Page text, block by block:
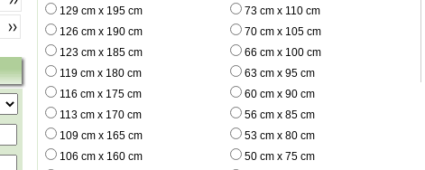
129 cm x 195 cm
73 cm x 110 cm
126 cm x 190 cm
70 cm x 105 cm
123 cm x 185 cm
66 cm x 100 cm
119 cm x 180 cm
63 cm x 95 cm
116 cm x 175 cm
60 cm x 90 cm
113 cm x 170 cm
56 cm x 85 cm
109 cm x 165 cm
53 cm x 80 cm
106 cm x 160 cm
50 cm x 75 cm